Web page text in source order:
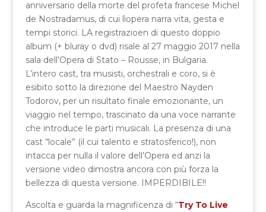
anniversario della morte del profeta francese Michel
de Nostradamus, di cui lìopera narra vita, gesta e
tempi storici. LA registrazioen di questo doppio
album (+ bluray o dvd) risale al 27 maggio 2017 nella
sala dell’Opera di Stato – Rousse, in Bulgaria.
L’intero cast, tra musisti, orchestrali e coro, si è
esibito sotto la direzione del Maestro Nayden
Todorov, per un risultato finale emozionante, un
viaggio nel tempo, trascinato da una voce narrante
che introduce le parti musicali. La presenza di una
cast “locale” (il cui talento e stratosferico!), non
intacca per nulla il valore dell’Opera ed anzi la
versione video dimostra ancora con più forza la
bellezza di questa versione. IMPERDIBILE!!
Ascolta e guarda la magnificenza di “Try To Live